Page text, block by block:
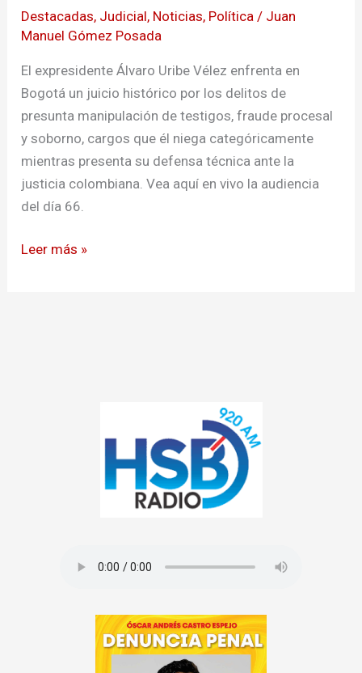
Destacadas, Judicial, Noticias, Política / Juan
Manuel Gómez Posada
El expresidente Álvaro Uribe Vélez enfrenta en
Bogotá un juicio histórico por los delitos de
presunta manipulación de testigos, fraude procesal
y soborno, cargos que él niega categóricamente
mientras presenta su defensa técnica ante la
justicia colombiana. Vea aquí en vivo la audiencia
del día 66.
defensa
técnica
juicio
por
presunto
procesal
Leer más »